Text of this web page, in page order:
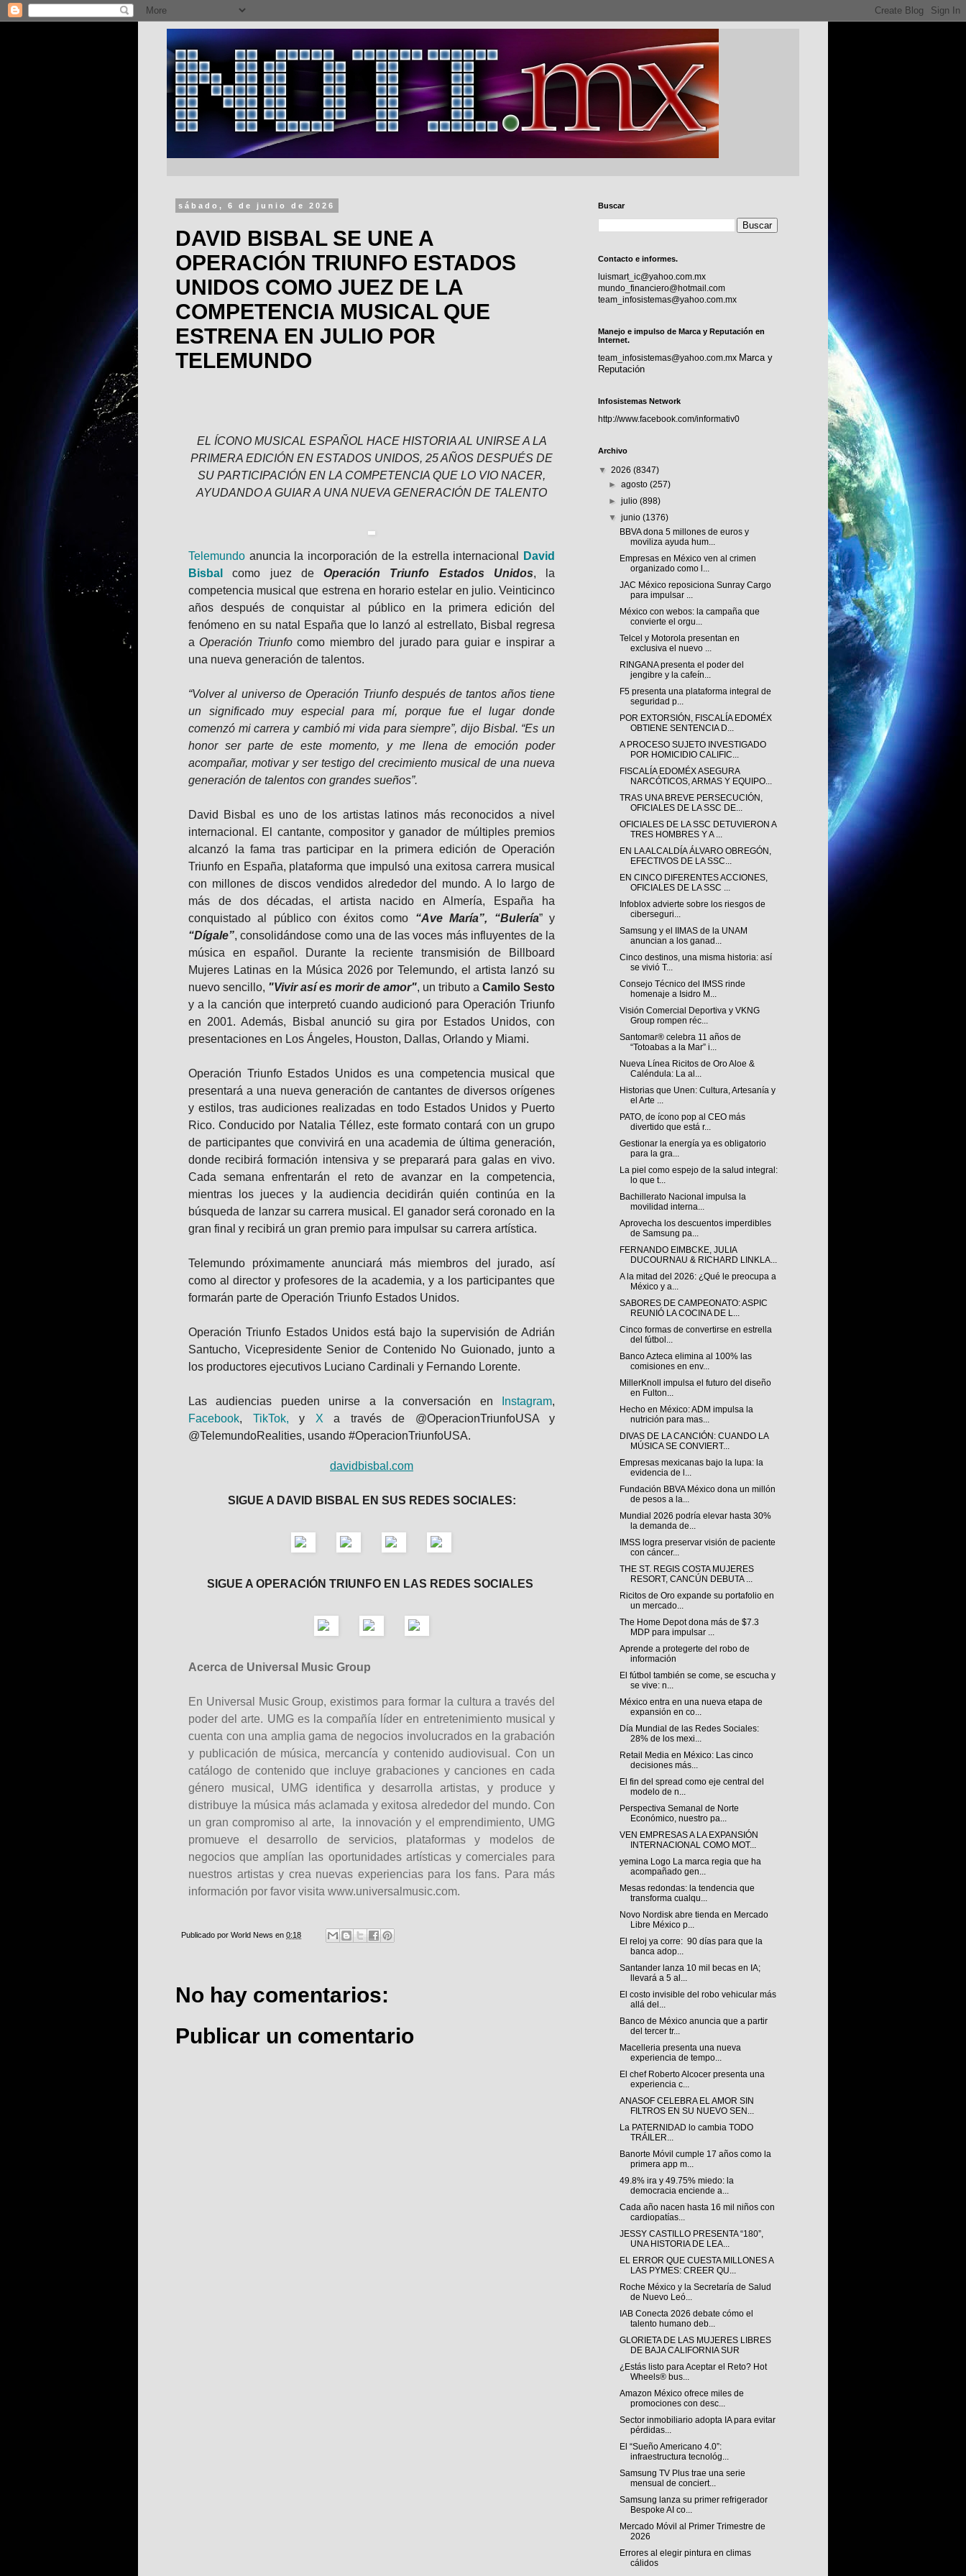
sábado, 6 de junio de 2026
DAVID BISBAL SE UNE A
OPERACIÓN TRIUNFO ESTADOS
UNIDOS COMO JUEZ DE LA
COMPETENCIA MUSICAL QUE
ESTRENA EN JULIO POR
TELEMUNDO
EL ÍCONO MUSICAL ESPAÑOL HACE HISTORIA AL UNIRSE A LA
PRIMERA EDICIÓN EN ESTADOS UNIDOS, 25 AÑOS DESPUÉS DE
SU PARTICIPACIÓN EN LA COMPETENCIA QUE LO VIO NACER,
AYUDANDO A GUIAR A UNA NUEVA GENERACIÓN DE TALENTO
Telemundo anuncia la incorporación de la estrella internacional
David
Bisbal
como juez de Operación Triunfo Estados Unidos, la
competencia musical que estrena en horario estelar en julio. Veinticinco
años después de conquistar al público en la primera edición del
fenómeno en su natal España que lo lanzó al estrellato, Bisbal regresa
a Operación Triunfocomo miembro del jurado para guiar e inspirar a
una nueva generación de talentos.
“Volver al universo de Operación Triunfo después de tantos años tiene
un significado muy especial para mí, porque fue el lugar donde
comenzó mi carrera y cambió mi vida para siempre”, dijo Bisbal. “Es un
honor ser parte de este momento, y me llena de emoción poder
acompañar, motivar y ser testigo del crecimiento musical de una nueva
generación de talentos con grandes sueños”.
David Bisbal es uno de los artistas latinos más reconocidos a nivel
internacional. El cantante, compositor y ganador de múltiples premios
alcanzó la fama tras participar en la primera edición de Operación
Triunfo en España, plataforma que impulsó una exitosa carrera musical
con millones de discos vendidos alrededor del mundo. A lo largo de
más de dos décadas, el artista nacido en Almería, España ha
conquistado al público con éxitos como “Ave María”, “Bulería” y
“Dígale”, consolidándose como una de las voces más influyentes de la
música en español. Durante la reciente transmisión de Billboard
Mujeres Latinas en la Música 2026 por Telemundo, el artista lanzó su
nuevo sencillo, "Vivir así es morir de amor", un tributo a Camilo Sesto
y a la canción que interpretó cuando audicionó para Operación Triunfo
en 2001. Además, Bisbal anunció su gira por Estados Unidos, con
presentaciones en Los Ángeles, Houston, Dallas, Orlando y Miami.
Operación Triunfo Estados Unidos es una competencia musical que
presentará a una nueva generación de cantantes de diversos orígenes
y estilos, tras audiciones realizadas en todo Estados Unidos y Puerto
Rico. Conducido por Natalia Téllez, este formato contará con un grupo
de participantes que convivirá en una academia de última generación,
donde recibirá formación intensiva y se preparará para galas en vivo.
Cada semana enfrentarán el reto de avanzar en la competencia,
mientras los jueces y la audiencia decidirán quién continúa en la
búsqueda de lanzar su carrera musical. El ganador será coronado en la
gran final y recibirá un gran premio para impulsar su carrera artística.
Telemundo próximamente anunciará más miembros del jurado, así
como al director y profesores de la academia, y a los participantes que
formarán parte de Operación Triunfo Estados Unidos.
Operación Triunfo Estados Unidos está bajo la supervisión de Adrián
Santucho, Vicepresidente Senior de Contenido No Guionado, junto a
los productores ejecutivos Luciano Cardinali y Fernando Lorente.
Las audiencias pueden unirse a la conversación en Instagram,
Facebook, TikTok, y X a través de @OperacionTriunfoUSA y
@TelemundoRealities, usando #OperacionTriunfoUSA.
davidbisbal.com
SIGUE A DAVID BISBAL EN SUS REDES SOCIALES:
SIGUE A OPERACIÓN TRIUNFO EN LAS REDES SOCIALES
Acerca de Universal Music Group
En Universal Music Group, existimos para formar la cultura a través del
poder del arte. UMG es la compañía líder en entretenimiento musical y
cuenta con una amplia gama de negocios involucrados en la grabación
y publicación de música, mercancía y contenido audiovisual. Con un
catálogo de contenido que incluye grabaciones y canciones en cada
género musical, UMG identifica y desarrolla artistas, y produce y
distribuye la música más aclamada y exitosa alrededor del mundo. Con
un gran compromiso al arte, la innovación y el emprendimiento, UMG
promueve el desarrollo de servicios, plataformas y modelos de
negocios que amplían las oportunidades artísticas y comerciales para
nuestros artistas y crea nuevas experiencias para los fans. Para más
información por favor visita www.universalmusic.com.
Publicado por World News en 0:18
No hay comentarios:
Publicar un comentario
Buscar
Contacto e informes.
luismart_ic@yahoo.com.mx
mundo_financiero@hotmail.com
team_infosistemas@yahoo.com.mx
Manejo e impulso de Marca y Reputación en
Internet.
team_infosistemas@yahoo.com.mx Marca y
Reputación
Infosistemas Network
http://www.facebook.com/informativ0
Archivo
▼ 2026 (8347)
►agosto(257)
►julio(898)
▼junio(1376)
BBVA dona 5 millones de euros y
moviliza ayuda hum...
Empresas en México ven al crimen
organizado como l...
JAC México reposiciona Sunray Cargo
para impulsar ...
México con webos: la campaña que
convierte el orgu...
Telcel y Motorola presentan en
exclusiva el nuevo ...
RINGANA presenta el poder del
jengibre y la cafeín...
F5 presenta una plataforma integral de
seguridad p...
POR EXTORSIÓN, FISCALÍA EDOMÉX
OBTIENE SENTENCIA D...
A PROCESO SUJETO INVESTIGADO
POR HOMICIDIO CALIFIC...
FISCALÍA EDOMÉX ASEGURA
NARCÓTICOS, ARMAS Y EQUIPO...
TRAS UNA BREVE PERSECUCIÓN,
OFICIALES DE LA SSC DE...
OFICIALES DE LA SSC DETUVIERON A
TRES HOMBRES Y A ...
EN LA ALCALDÍA ÁLVARO OBREGÓN,
EFECTIVOS DE LA SSC...
EN CINCO DIFERENTES ACCIONES,
OFICIALES DE LA SSC ...
Infoblox advierte sobre los riesgos de
ciberseguri...
Samsung y el IIMAS de la UNAM
anuncian a los ganad...
Cinco destinos, una misma historia: así
se vivió T...
Consejo Técnico del IMSS rinde
homenaje a Isidro M...
Visión Comercial Deportiva y VKNG
Group rompen réc...
Santomar® celebra 11 años de
“Totoabas a la Mar” i...
Nueva Línea Ricitos de Oro Aloe &
Caléndula: La al...
Historias que Unen: Cultura, Artesanía y
el Arte ...
PATO, de ícono pop al CEO más
divertido que está r...
Gestionar la energía ya es obligatorio
para la gra...
La piel como espejo de la salud integral:
lo que t...
Bachillerato Nacional impulsa la
movilidad interna...
Aprovecha los descuentos imperdibles
de Samsung pa...
FERNANDO EIMBCKE, JULIA
DUCOURNAU & RICHARD LINKLA...
A la mitad del 2026: ¿Qué le preocupa a
México y a...
SABORES DE CAMPEONATO: ASPIC
REUNIÓ LA COCINA DE L...
Cinco formas de convertirse en estrella
del fútbol...
Banco Azteca elimina al 100% las
comisiones en env...
MillerKnoll impulsa el futuro del diseño
en Fulton...
Hecho en México: ADM impulsa la
nutrición para mas...
DIVAS DE LA CANCIÓN: CUANDO LA
MÚSICA SE CONVIERT...
Empresas mexicanas bajo la lupa: la
evidencia de l...
Fundación BBVA México dona un millón
de pesos a la...
Mundial 2026 podría elevar hasta 30%
la demanda de...
IMSS logra preservar visión de paciente
con cáncer...
THE ST. REGIS COSTA MUJERES
RESORT, CANCÚN DEBUTA ...
Ricitos de Oro expande su portafolio en
un mercado...
The Home Depot dona más de $7.3
MDP para impulsar ...
Aprende a protegerte del robo de
información
El fútbol también se come, se escucha y
se vive: n...
México entra en una nueva etapa de
expansión en co...
Día Mundial de las Redes Sociales:
28% de los mexi...
Retail Media en México: Las cinco
decisiones más...
El fin del spread como eje central del
modelo de n...
Perspectiva Semanal de Norte
Económico, nuestro pa...
VEN EMPRESAS A LA EXPANSIÓN
INTERNACIONAL COMO MOT...
yemina Logo La marca regia que ha
acompañado gen...
Mesas redondas: la tendencia que
transforma cualqu...
Novo Nordisk abre tienda en Mercado
Libre México p...
El reloj ya corre: 90 días para que la
banca adop...
Santander lanza 10 mil becas en IA;
llevará a 5 al...
El costo invisible del robo vehicular más
allá del...
Banco de México anuncia que a partir
del tercer tr...
Macelleria presenta una nueva
experiencia de tempo...
El chef Roberto Alcocer presenta una
experiencia c...
ANASOF CELEBRA EL AMOR SIN
FILTROS EN SU NUEVO SEN...
La PATERNIDAD lo cambia TODO
TRÁILER...
Banorte Móvil cumple 17 años como la
primera app m...
49.8% ira y 49.75% miedo: la
democracia enciende a...
Cada año nacen hasta 16 mil niños con
cardiopatías...
JESSY CASTILLO PRESENTA “180”,
UNA HISTORIA DE LEA...
EL ERROR QUE CUESTA MILLONES A
LAS PYMES: CREER QU...
Roche México y la Secretaría de Salud
de Nuevo Leó...
IAB Conecta 2026 debate cómo el
talento humano deb...
GLORIETA DE LAS MUJERES LIBRES
DE BAJA CALIFORNIA SUR
¿Estás listo para Aceptar el Reto? Hot
Wheels® bus...
Amazon México ofrece miles de
promociones con desc...
Sector inmobiliario adopta IA para evitar
pérdidas...
El “Sueño Americano 4.0”:
infraestructura tecnológ...
Samsung TV Plus trae una serie
mensual de conciert...
Samsung lanza su primer refrigerador
Bespoke AI co...
Mercado Móvil al Primer Trimestre de
2026
Errores al elegir pintura en climas
cálidos